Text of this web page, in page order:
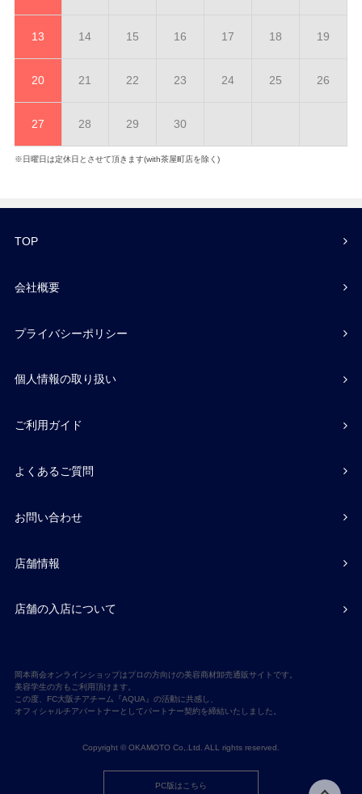
13 14 15 16 17 18 19
20 21 22 23 24 25 26
27 28 29 30
※日曜日は定休日とさせて頂きます(with茶屋町店を除く)
TOP
会社概要
プライバシーポリシー
個人情報の取り扱い
ご利用ガイド
よくあるご質問
お問い合わせ
店舗情報
店舗の入店について
岡本商会オンラインショップはプロの方向けの美容商材卸売通販サイトです。
美容学生の方もご利用頂けます。
この度、FC大阪チアチーム『AQUA』の活動に共感し、
オフィシャルチアパートナーとしてパートナー契約を締結いたしました。
Copyright © OKAMOTO Co,.Ltd. ALL rights reserved.
PC版はこちら